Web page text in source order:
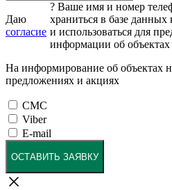
Даю
согласие
? Ваше имя и номер
храниться в базе
и использоваться для
информации об
На информирование об объектах
предложениях и акциях
СМС
Viber
E-mail
ОСТАВИТЬ ЗАЯВКУ